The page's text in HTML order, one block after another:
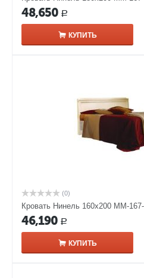
48,650 Р
КУПИТЬ
(0)
Кровать Нинель 160х200 ММ-
46,190 Р
КУПИТЬ